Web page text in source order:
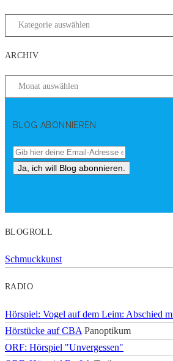
ARCHIV
BLOG ABONNIEREN
BLOGROLL
Schmuckkunst
RADIO
Hörspiel: Vogel auf dem Leim: Abschied
Hörstücke auf CBA Panoptikum
ORF: Hörspiel "Unvergessen"